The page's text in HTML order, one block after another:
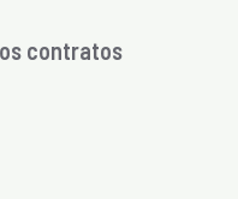
contratos